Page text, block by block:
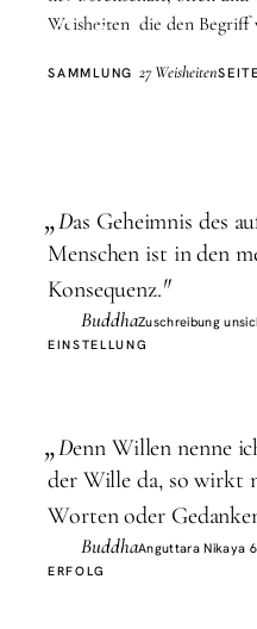
Stärke
Weisheiten, die den
SAMMLUNG 27 WeisheitenSEITE
„Das Geheimnis des
Menschen ist in den
Konsequenz."
BuddhaZuschreibung
EINSTELLUNG
„Denn Willen nenne
der Wille da, so wirkt
Worten oder
BuddhaAnguttara Nikaya
ERFOLG